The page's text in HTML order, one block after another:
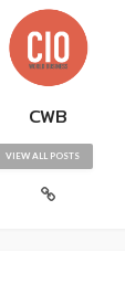
CWB
VIEW ALL POSTS